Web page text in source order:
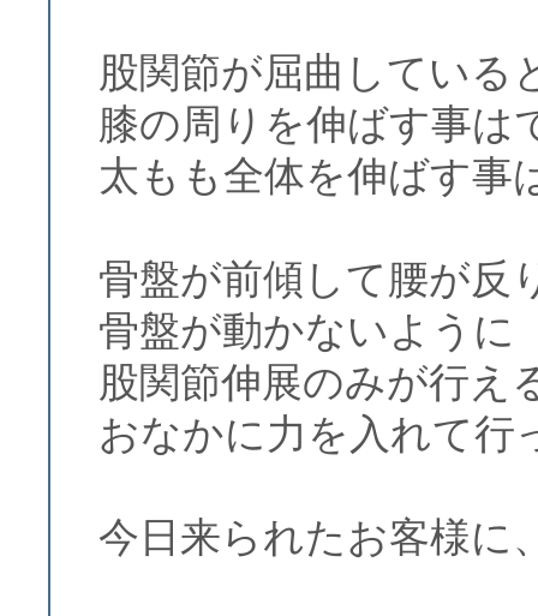
股関節が屈曲している
膝の周りを伸ばす事は
太もも全体を伸ばす事
骨盤が前傾して腰が反
骨盤が動かないように
股関節伸展のみが行え
おなかに力を入れて行
今日来られたお客様に